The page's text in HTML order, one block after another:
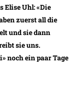
Elise Uhl: «Die
zuerst all die
und sie dann
sie uns.
noch ein paar Tage